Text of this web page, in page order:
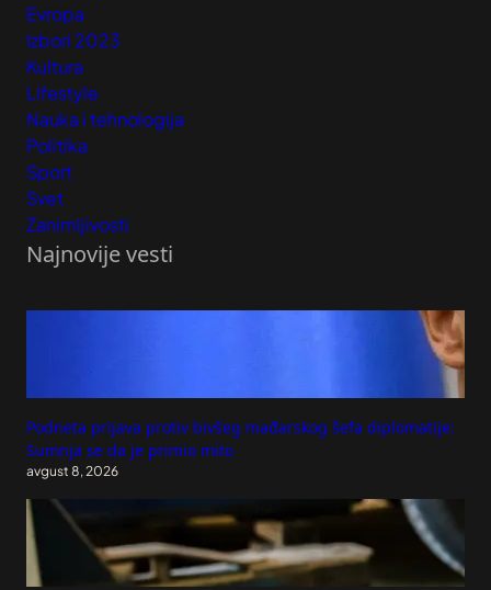
Evropa
Izbori 2023
Kultura
Lifestyle
Nauka i tehnologija
Politika
Sport
Svet
Zanimljivosti
Najnovije vesti
Podneta prijava protiv bivšeg mađarskog šefa diplomatije:
Sumnja se da je primio mito
avgust 8, 2026